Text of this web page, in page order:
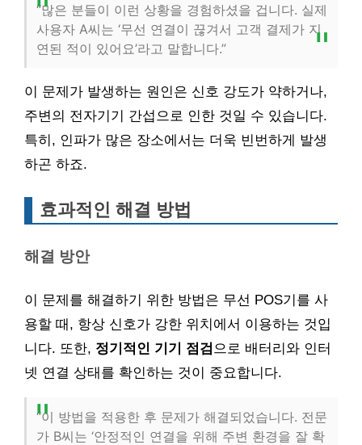
“많은 분들이 이런 상황을 경험하셨을 겁니다. 실제
사용자 A씨는 ‘무선 연결이 끊겨서 고객 결제가 지
연된 적이 있어요’라고 말합니다.”
이 문제가 발생하는 원인은 신호 강도가 약하거나,
주변의 전자기기 간섭으로 인한 것일 수 있습니다.
특히, 인파가 많은 장소에서는 더욱 빈번하게 발생
하곤 하죠.
효과적인 해결 방법
해결 방안
이 문제를 해결하기 위한 방법은 무선 POS기를 사
용할 때, 항상 신호가 강한 위치에서 이용하는 것입
니다. 또한, 정기적인 기기 점검으로 배터리와 인터
넷 연결 상태를 확인하는 것이 중요합니다.
“이 방법을 적용한 후 문제가 해결되었습니다. 전문
가 B씨는 ‘안정적인 연결을 위해 주변 환경을 잘 확